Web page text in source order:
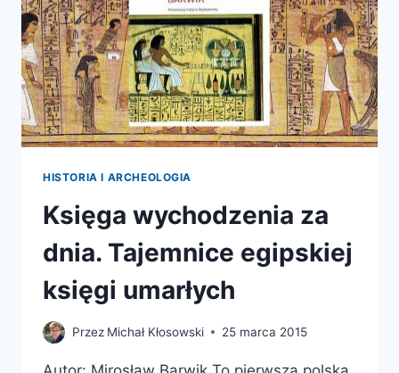
HISTORIA I ARCHEOLOGIA
Księga wychodzenia za
dnia. Tajemnice egipskiej
księgi umarłych
Przez Michał Kłosowski 25 marca 2015